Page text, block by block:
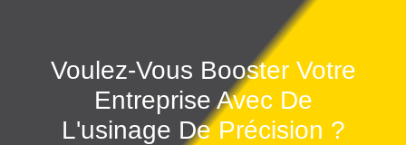
Voulez-Vous Booster Votre
Entreprise Avec De
L'usinage De Précision ?